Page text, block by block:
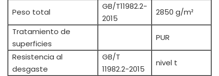
Peso total
GB/T11982.2-
2015
2850 g/m²
Tratamiento de
superficies
PUR
Resistencia al
desgaste
GB/T
11982.2-2015
nivel t